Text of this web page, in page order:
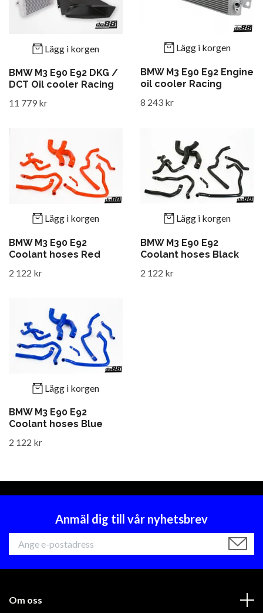
Lägg i korgen
BMW M3 E90 E92 DKG /
DCT Oil cooler Racing
11 779 kr
Lägg i korgen
BMW M3 E90 E92 Engine
oil cooler Racing
8 243 kr
Lägg i korgen
BMW M3 E90 E92
Coolant hoses Red
2 122 kr
Lägg i korgen
BMW M3 E90 E92
Coolant hoses Black
2 122 kr
Lägg i korgen
BMW M3 E90 E92
Coolant hoses Blue
2 122 kr
Anmäl dig till vår nyhetsbrev
Om oss